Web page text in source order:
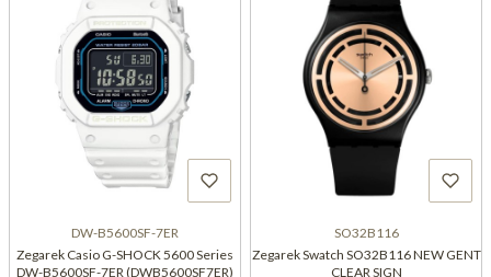
DW-B5600SF-7ER
Zegarek Casio G-SHOCK 5600 Series
DW-B5600SF-7ER (DWB5600SF7ER)
SO32B116
Zegarek Swatch SO32B116 NEW GENT
CLEAR SIGN